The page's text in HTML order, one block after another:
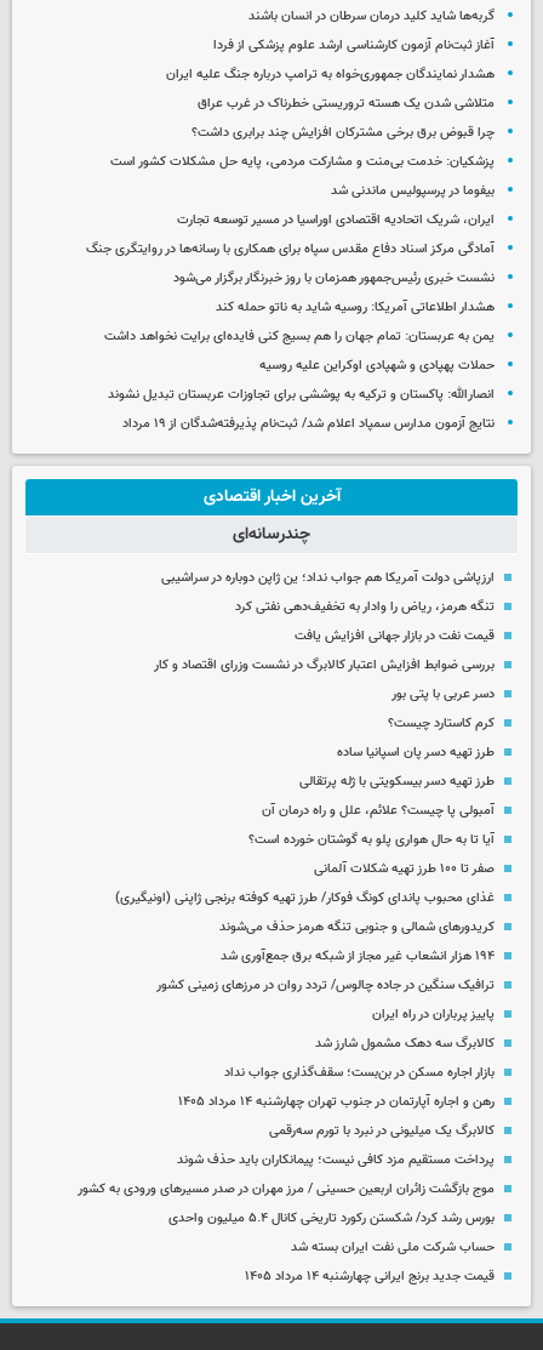
گربه‌ها شاید کلید درمان سرطان در انسان باشند
آغاز ثبت‌نام‌ آزمون کارشناسی ارشد علوم پزشکی از فردا
هشدار نمایندگان جمهوری‌خواه به ترامپ درباره جنگ علیه ایران
متلاشی شدن یک هسته تروریستی خطرناک در غرب عراق
چرا قبوض برق برخی مشترکان افزایش چند برابری داشت؟
پزشکیان: خدمت بی‌منت و مشارکت مردمی، پایه حل مشکلات کشور است
بیفوما در پرسپولیس ماندنی شد
ایران، شریک اتحادیه اقتصادی اوراسیا در مسیر توسعه تجارت
آمادگی مرکز اسناد دفاع مقدس سپاه برای همکاری با رسانه‌ها در روایتگری جنگ
نشست خبری رئیس‌جمهور همزمان با روز خبرنگار برگزار می‌شود
هشدار اطلاعاتی آمریکا: روسیه شاید به ناتو حمله کند
یمن به عربستان: تمام جهان را هم بسیج کنی فایده‌ای برایت نخواهد داشت
حملات پهپادی و شهپادی اوکراین علیه روسیه
انصارالله: پاکستان و ترکیه به پوششی برای تجاوزات عربستان تبدیل نشوند
نتایج آزمون مدارس سمپاد اعلام شد/ ثبت‌نام پذیرفته‌شدگان از ۱۹ مرداد
آخرین اخبار اقتصادی
چندرسانه‌ای
ارزپاشی دولت آمریکا هم جواب نداد؛ ین ژاپن دوباره در سراشیبی
تنگه هرمز، ریاض را وادار به تخفیف‌دهی نفتی کرد
قیمت نفت در بازار جهانی افزایش یافت
بررسی ضوابط افزایش اعتبار کالابرگ در نشست وزرای اقتصاد و کار
دسر عربی با پتی بور
کرم کاستارد چیست؟
طرز تهیه دسر پان اسپانیا ساده
طرز تهیه دسر بیسکویتی با ژله پرتقالی
آمبولی پا چیست؟ علائم، علل و راه درمان آن
آیا تا به حال هواری پلو به گوشتان خورده است؟
صفر تا ۱۰۰ طرز تهیه شکلات آلمانی
غذای محبوب پاندای کونگ فوکار/ طرز تهیه کوفته برنجی ژاپنی (اونیگیری)
کریدورهای شمالی و جنوبی تنگه هرمز حذف می‌شوند
۱۹۴ هزار انشعاب غیر مجاز از شبکه برق جمع‌آوری شد
ترافیک سنگین در جاده چالوس/ تردد روان در مرزهای زمینی کشور
پاییز پرباران در راه ایران
کالابرگ سه دهک مشمول شارز شد
بازار اجاره مسکن در بن‌بست؛ سقف‌گذاری جواب نداد
رهن و اجاره آپارتمان در جنوب تهران چهارشنبه ۱۴ مرداد ۱۴۰۵
کالابرگ یک میلیونی در نبرد با تورم سه‌رقمی
پرداخت مستقیم مزد کافی نیست؛ پیمانکاران باید حذف شوند
موج بازگشت زائران اربعین حسینی / مرز مهران در صدر مسیرهای ورودی به کشور
بورس رشد کرد/ شکستن رکورد تاریخی کانال ۵.۴ میلیون واحدی
حساب‌ شرکت ملی نفت ایران بسته شد
قیمت جدید برنج ایرانی چهارشنبه ۱۴ مرداد ۱۴۰۵